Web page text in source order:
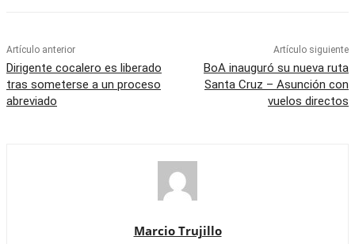
Artículo anterior
Dirigente cocalero es liberado
tras someterse a un proceso
abreviado
Artículo siguiente
BoA inauguró su nueva ruta
Santa Cruz – Asunción con
vuelos directos
Marcio Trujillo